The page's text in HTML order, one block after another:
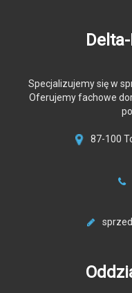
Specjalizujemy się w
Oferujemy fachowe
87-100